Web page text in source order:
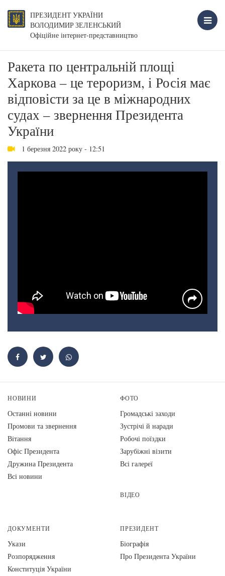
ПРЕЗИДЕНТ УКРАЇНИ
ВОЛОДИМИР ЗЕЛЕНСЬКИЙ
Офіційне інтернет-представництво
Ракета по центральній площі
Харкова – це тероризм, і Росія має
відповісти за це в міжнародних
судах – звернення Президента
України
1 березня 2022 року - 12:51
НОВИНИ
Останні новини
Промови та звернення
Вiтання
Офіс Президента
Дружина Президента
Всі новини
ФОТО
Громадські заходи
Зустрічі й наради
Робочі поїздки
Зарубіжні візити
Всі галереї
ВІДЕО
ДОКУМЕНТИ
Укази
Розпорядження
Конституція України
ПРЕЗИДЕНТ
Біографія
Про Президента України